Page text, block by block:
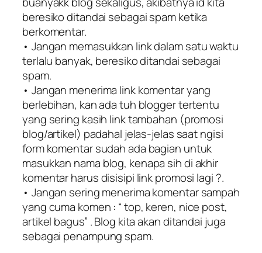
beresiko ditandai sebagai spam ketika
berkomentar.
• Jangan memasukkan link dalam satu waktu
terlalu banyak, beresiko ditandai sebagai
spam.
• Jangan menerima link komentar yang
berlebihan, kan ada tuh blogger tertentu
yang sering kasih link tambahan (promosi
blog/artikel) padahal jelas-jelas saat ngisi
form komentar sudah ada bagian untuk
masukkan nama blog, kenapa sih di akhir
komentar harus disisipi link promosi lagi ?.
• Jangan sering menerima komentar sampah
yang cuma komen : “ top, keren, nice post,
artikel bagus” . Blog kita akan ditandai juga
sebagai penampung spam.